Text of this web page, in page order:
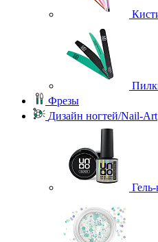
Фрезы
Дизайн ногтей/Nail-Art